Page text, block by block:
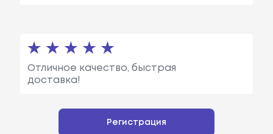
Отличное качество, быстрая
доставка!
Регистрация